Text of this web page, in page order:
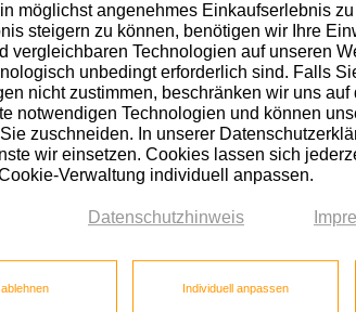
Rechts
Kunden.
Sie sich zunächst registrieren.
möglichst angenehmes Einkaufserlebnis
steigern zu können, benötigen wir Ihre
vergleichbaren Technologien auf unseren
unbedingt erforderlich sind. Falls
nicht zustimmen, beschränken wir uns
notwendigen Technologien und können
zuschneiden. In unserer
wir einsetzen. Cookies lassen sich
Verwaltung individuell anpassen.
Datenschutzhinweis
Individuell anpassen